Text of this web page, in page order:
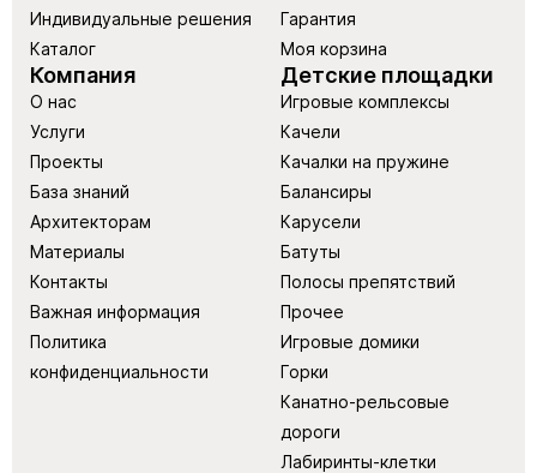
Индивидуальные решения
Каталог
Гарантия
Моя корзина
Компания
О нас
Услуги
Проекты
База знаний
Архитекторам
Материалы
Контакты
Важная информация
Политика
конфиденциальности
Детские площадки
Игровые комплексы
Качели
Качалки на пружине
Балансиры
Карусели
Батуты
Полосы препятствий
Прочее
Игровые домики
Горки
Канатно-рельсовые
дороги
Лабиринты-клетки